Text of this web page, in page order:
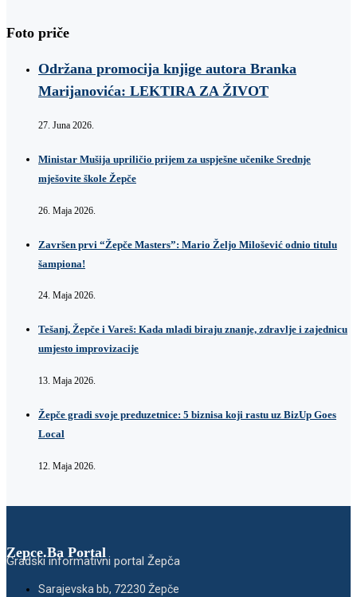
Foto priče
Održana promocija knjige autora Branka
Marijanovića: LEKTIRA ZA ŽIVOT
27. Juna 2026.
Ministar Mušija upriličio prijem za uspješne učenike Srednje
mješovite škole Žepče
26. Maja 2026.
Završen prvi “Žepče Masters”: Mario Željo Milošević odnio titulu
šampiona!
24. Maja 2026.
Tešanj, Žepče i Vareš: Kada mladi biraju znanje, zdravlje i zajednicu
umjesto improvizacije
13. Maja 2026.
Žepče gradi svoje preduzetnice: 5 biznisa koji rastu uz BizUp Goes
Local
12. Maja 2026.
Zepce.Ba Portal
Gradski informativni portal Žepča
Sarajevska bb, 72230 Žepče